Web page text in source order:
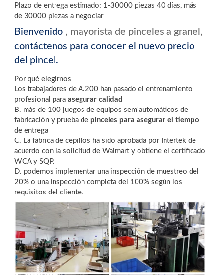
Plazo de entrega estimado: 1-30000 piezas 40 días, más
de 30000 piezas a negociar
Bienvenido , mayorista de pinceles a granel,
contáctenos para conocer el nuevo precio
del pincel.
Por qué elegirnos
Los trabajadores de A.200 han pasado el entrenamiento
profesional para asegurar calidad
B. más de 100 juegos de equipos semiautomáticos de
fabricación y prueba de pinceles para asegurar el tiempo
de entrega
C. La fábrica de cepillos ha sido aprobada por Intertek de
acuerdo con la solicitud de Walmart y obtiene el certificado
WCA y SQP.
D. podemos implementar una inspección de muestreo del
20% o una inspección completa del 100% según los
requisitos del cliente.